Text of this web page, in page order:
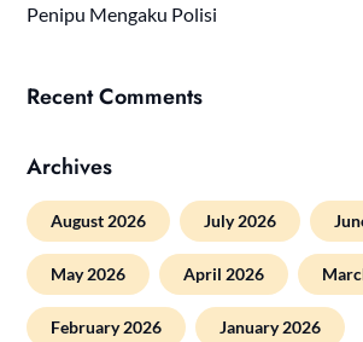
Penipu Mengaku Polisi
Recent Comments
Archives
August 2026 July 2026
May 2026 April 2026
February 2026 January 2026